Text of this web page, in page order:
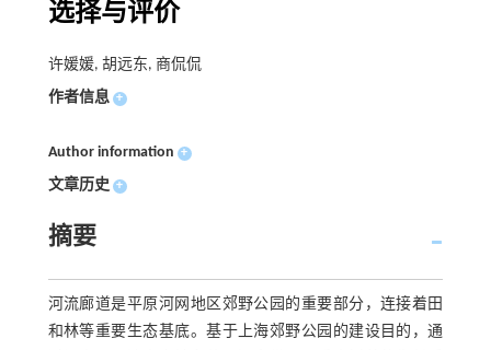
选择与评价
许媛媛, 胡远东, 商侃侃
作者信息 +
Author information +
文章历史 +
摘要
河流廊道是平原河网地区郊野公园的重要部分，连接着田
和林等重要生态基底。基于上海郊野公园的建设目的，通